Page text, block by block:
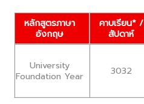
หลักสูตรภาษา
อังกฤษ
คาบเรียน* /
สัปดาห์
University
Foundation Year
3032